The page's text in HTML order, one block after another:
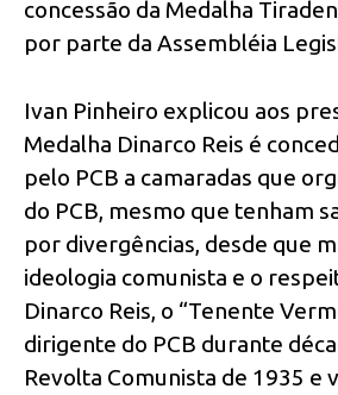
concessão da Medalha
por parte da Assembléia
Ivan Pinheiro explicou aos
Medalha Dinarco Reis é
pelo PCB a camaradas que
do PCB, mesmo que tenham
por divergências, desde que
ideologia comunista e o
Dinarco Reis, o “Tenente
dirigente do PCB durante
Revolta Comunista de 1935 e